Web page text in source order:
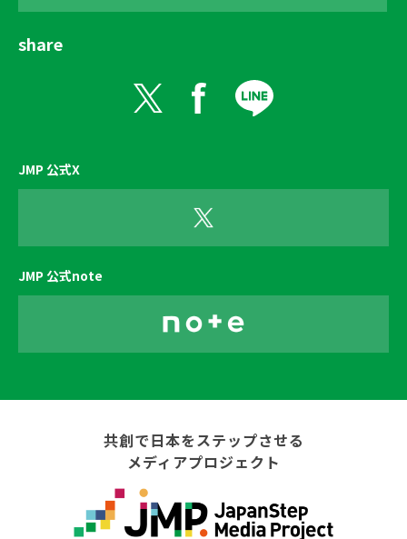
share
JMP 公式X
JMP 公式note
共創で日本をステップさせる
メディアプロジェクト